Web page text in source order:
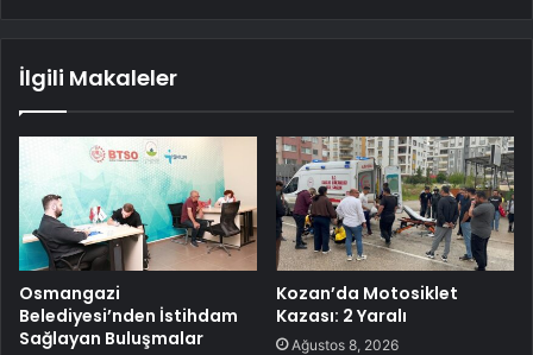
İlgili Makaleler
Osmangazi
Belediyesi’nden İstihdam
Sağlayan Buluşmalar
Kozan’da Motosiklet
Kazası: 2 Yaralı
Ağustos 8, 2026